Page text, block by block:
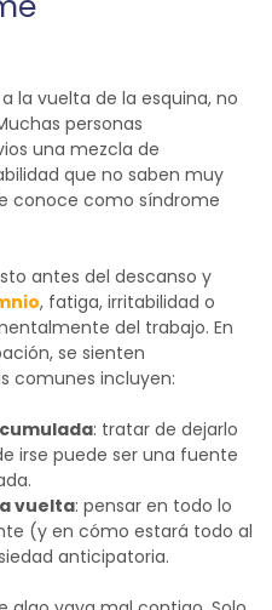
la vuelta de la esquina, no
personas
una mezcla de
que no saben muy
conoce como síndrome
antes del descanso y
, fatiga, irritabilidad o
del trabajo. En
se sienten
comunes incluyen:
: tratar de dejarlo
irse puede ser una fuente
vuelta: pensar en todo lo
(y en cómo estará todo al
anticipatoria.